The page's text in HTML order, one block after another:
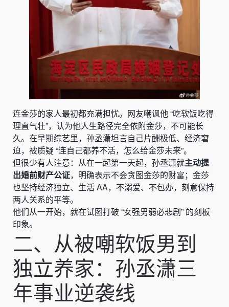
连金莎的家人最初都充满担忧。网友嘲讽他 “吃软饭吃得
理直气壮”，认为他人生路径完全依附金莎，不可能长
久。在早期综艺里，孙丞潇坦言自己片酬极低、经济窘
迫，被质疑 “连自己都养不活，怎么给金莎未来”。
但很少有人注意：从在一起第一天起，孙丞潇就主动提
出婚前财产公证，明确表示不会贪图金莎的财富；金莎
也坚持经济独立、生活 AA，不溺爱、不包办，刻意保持
两人关系的平等。
他们从一开始，就在试图打破 “女强男弱必悲剧” 的刻板
印象。
二、从被嘲软饭男到
独立养家：孙丞潇三
年事业逆袭线